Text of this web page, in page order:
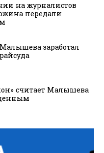
на журналистов
передали
заработал
считает Малышева